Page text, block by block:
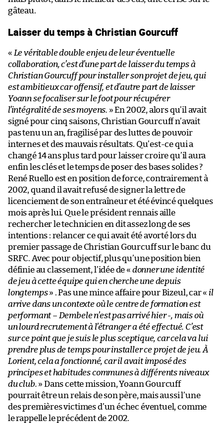
gâteau.
Laisser du temps à Christian Gourcuff
« Le véritable double enjeu de leur éventuelle
collaboration, c’est d’une part de laisser du temps à
Christian Gourcuff pour installer son projet de jeu, qui
est ambitieux car offensif, et d’autre part de laisser
Yoann se focaliser sur le foot pour récupérer
l’intégralité de ses moyens. » En 2002, alors qu’il avait
signé pour cinq saisons, Christian Gourcuff n’avait
pas tenu un an, fragilisé par des luttes de pouvoir
internes et des mauvais résultats. Qu’est-ce qui a
changé 14 ans plus tard pour laisser croire qu’il aura
enfin les clés et le temps de poser des bases solides ?
René Ruello est en position de force, contrairement à
2002, quand il avait refusé de signer la lettre de
licenciement de son entraîneur et été évincé quelques
mois après lui. Que le président rennais aille
rechercher le technicien en dit assez long de ses
intentions : relancer ce qui avait été avorté lors du
premier passage de Christian Gourcuff sur le banc du
SRFC. Avec pour objectif, plus qu’une position bien
définie au classement, l’idée de « donner une identité
de jeu à cette équipe qui en cherche une depuis
longtemps» . Pas une mince affaire pour Bizeul, car « il
arrive dans un contexte où le centre de formation est
performant – Dembele n’est pas arrivé hier -, mais où
un lourd recrutement à l’étranger a été effectué. C’est
sur ce point que je suis le plus sceptique, car cela va lui
prendre plus de temps pour installer ce projet de jeu. À
Lorient, cela a fonctionné, car il avait imposé des
principes et habitudes communes à différents niveaux
du club. » Dans cette mission, Yoann Gourcuff
pourrait être un relais de son père, mais aussi l’une
des premières victimes d’un échec éventuel, comme
le rappelle le précédent de 2002.